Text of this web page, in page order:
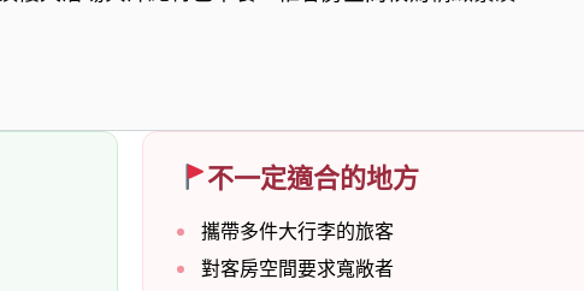
不一定適合的地方
攜帶多件大行李的旅客
對客房空間要求寬敞者